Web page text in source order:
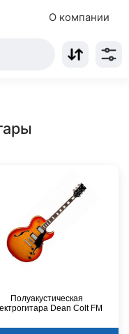
О компании
Полуакустическая
Dean Colt FM